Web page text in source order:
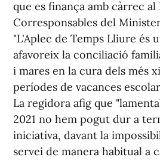
que es finança amb càrrec al
Corresponsables del
"L'Aplec de Temps Lliure és
afavoreix la conciliació
i mares en la cura dels més
períodes de vacances
La regidora afig que
2021 no hem pogut dur a
iniciativa, davant la
servei de manera habitual a